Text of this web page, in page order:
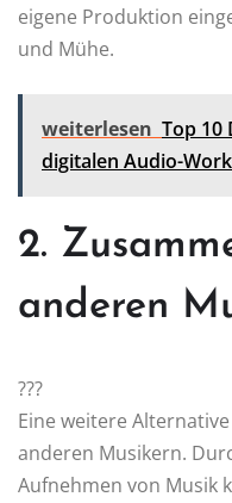
eigene Produktion
und Mühe.
weiterlesen Top 10
digitalen Audio-
2.
anderen
???
Eine weitere
anderen Musikern.
Aufnehmen von Musik